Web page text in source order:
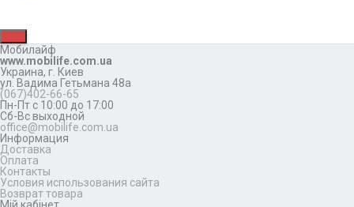
Мобилайф
www.mobilife.com.ua
Украина, г. Киев
ул. Вадима Гетьмана 48а
(067)402-66-65
Пн-Пт с 10:00 до 17:00
Сб-Вс выходной
office@mobilife.com.ua
Информация
Доставка
Оплата
Контакты
Условия использования сайта
Возврат товара